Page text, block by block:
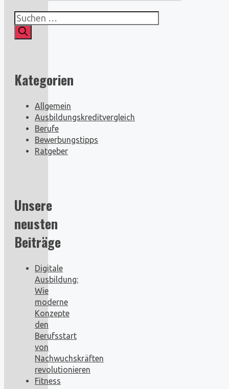
Suchen
nach:
Kategorien
Allgemein
Ausbildungskreditvergleich
Berufe
Bewerbungstipps
Ratgeber
Unsere
neusten
Beiträge
Digitale
Ausbildung:
Wie
moderne
Konzepte
den
Berufsstart
von
Nachwuchskräften
revolutionieren
Fitness